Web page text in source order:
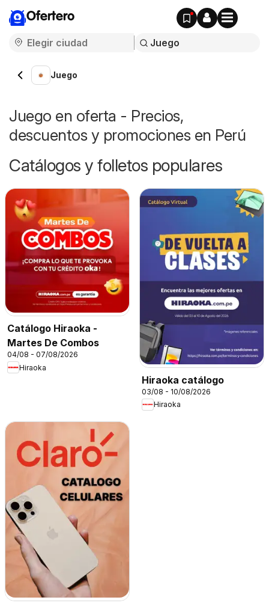
Ofertero
Juego
Juego en oferta - Precios,
descuentos y promociones en Perú
Catálogos y folletos populares
Catálogo Hiraoka -
Martes De Combos
04/08 - 07/08/2026
Hiraoka
Hiraoka catálogo
03/08 - 10/08/2026
Hiraoka